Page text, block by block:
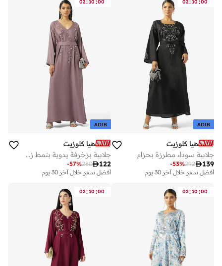
02:10 :00
ADIB
هيا كلوزيت
جلابية سوداء مطرزة بحزام
139
292
-53%
أفضل سعر خلال آخر 30 يوم
02:10 :00
ADIB
هيا كلوزيت
جلابية بزخرفة يدوية بنمط زهور في الجزء الأمامي وتطريز خرز
122
280
-57%
أفضل سعر خلال آخر 30 يوم
02:10 :00
02:10 :00